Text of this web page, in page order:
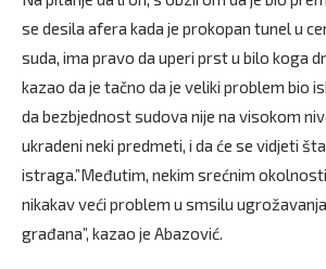
se desila afera kada je prokopan tunel u
suda, ima pravo da uperi prst u bilo koga
kazao da je tačno da je veliki problem bio
da bezbjednost sudova nije na visokom
ukradeni neki predmeti, i da će se vidjeti
istraga.”Međutim, nekim srećnim
nikakav veći problem u smsilu
građana”, kazao je Abazović.